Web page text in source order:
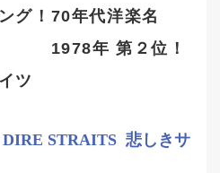
グ！70年代洋楽名
第２位！
ツ
STRAITS 悲しきサ